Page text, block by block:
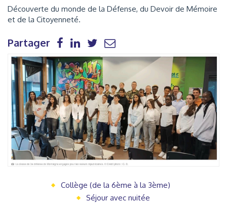
Découverte du monde de la Défense, du Devoir de Mémoire
et de la Citoyenneté.
Partager
Collège (de la 6ème à la 3ème)
Séjour avec nuitée